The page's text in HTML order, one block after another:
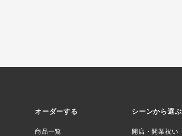
オーダーする
商品一覧
シーンから選ぶ
開店・開業祝い